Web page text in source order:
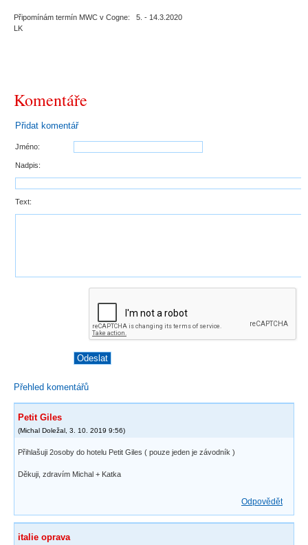
Připomínám termín MWC v Cogne: 5. - 14.3.2020
LK
Komentáře
Přidat komentář
Jméno:
Nadpis:
Text:
Přehled komentářů
Petit Giles
(Michal Doležal 3. 10. 2019 9:56)
Přihlašuji 2osoby do hotelu Petit Giles ( pouze jeden je závodník )
Děkuji, zdravím Michal + Katka
Odpovědět
italie oprava